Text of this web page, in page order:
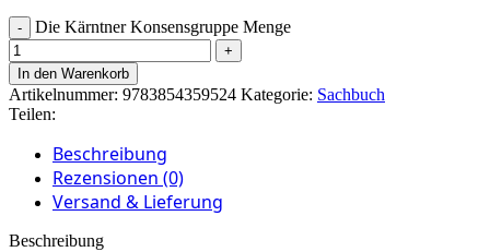
Die Kärntner Konsensgruppe Menge
In den Warenkorb
Artikelnummer: 9783854359524 Kategorie: Sachbuch
Teilen:
Beschreibung
Rezensionen (0)
Versand & Lieferung
Beschreibung